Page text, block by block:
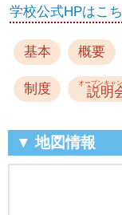
学校公式HPはこ
基本 概要
制度 オープンキャ
説明
▼ 地図情報